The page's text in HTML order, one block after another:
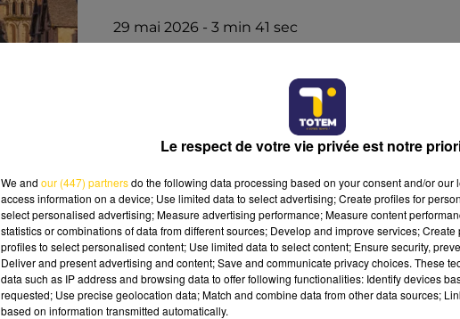
29 mai 2026 - 3 min 41 sec
Ecoutez sur Totem l'information à Tulle, Brive,
Nord du Lot et le pays sarladais avec les
nos journalistes sur le terrain.
Le respect de votre vie privée est notre
We and our (447) partnersdo the following data processing based on your consent and/or our
access information on a device; Use limited data to select advertising; Create profiles for
select personalised advertising; Measure advertising performance; Measure content
statistics or combinations of data from different sources; Develop and improve services;
profiles to select personalised content; Use limited data to select content; Ensure security,
Deliver and present advertising and content; Save and communicate privacy choices. These
data such as IP address and browsing data to offer following functionalities: Identify devices
requested; Use precise geolocation data; Match and combine data from other data sources;
based on information transmitted automatically.